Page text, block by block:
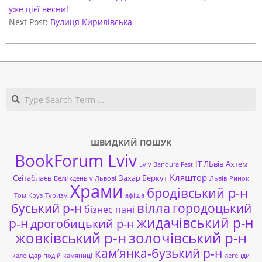
14
уже цієї весни!
Next Post: Вулиця Кирилівська
ШВИДКИЙ ПОШУК
BookForum Lviv Lviv Bandura Fest ІТ ЛЬвів Ахтем
Сеітаблаєв Великдень у Львові Захар Беркут Кляштор Львів Ринок
Том Круз Туризм Храми афіша бродівський р-н
буський р-н бізнес пані вілла городоцький
р-ндрогобицький р-н жидачівський р-н
жовківський р-нзолочівський р-н
календар подій камяниці кам’янка-бузький р-н легенди